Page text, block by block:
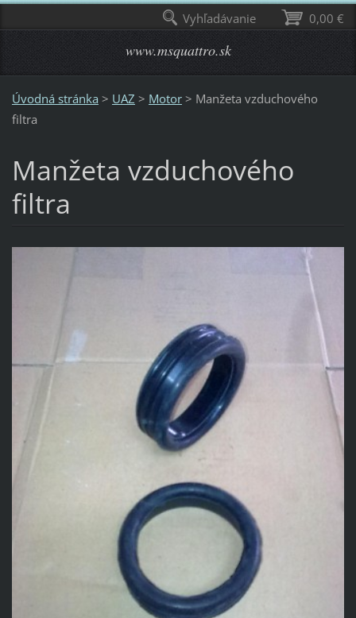
www.msquattro.sk
Úvodná stránka > UAZ > Motor > Manžeta vzduchového
filtra
Manžeta vzduchového
filtra
0,00 €
Vyhľadávanie